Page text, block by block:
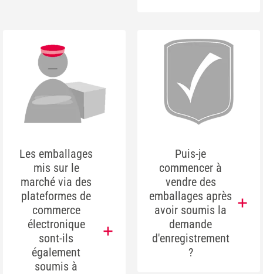
Les emballages
mis sur le
marché via des
plateformes de
commerce
électronique
sont-ils
également
soumis à
Puis-je
commencer à
vendre des
emballages après
avoir soumis la
demande
d'enregistrement
?